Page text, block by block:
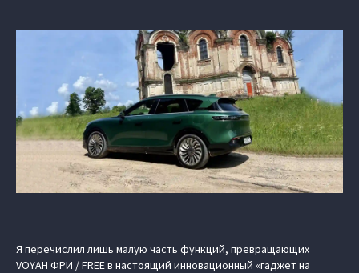
Я перечислил лишь малую часть функций, превращающих
VOYAH ФРИ / FREE в настоящий инновационный «гаджет на